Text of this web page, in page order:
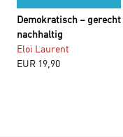
Demokratisch – gerecht
nachhaltig
Eloi Laurent
EUR 19,90